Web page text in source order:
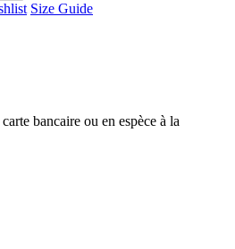
Size Guide
bancaire ou en espèce à la